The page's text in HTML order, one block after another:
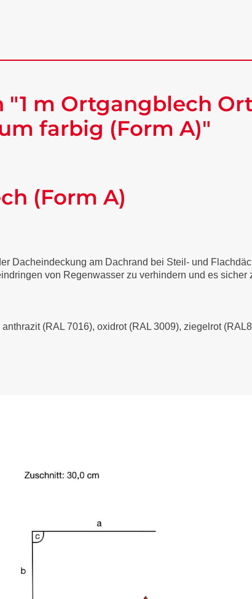
m Ortgangblech
farbig (Form A)"
(Form A)
Dacheindeckung am Dachrand bei Steil- und
von Regenwasser zu verhindern und es sicher
(RAL 7016), oxidrot (RAL 3009), ziegelrot